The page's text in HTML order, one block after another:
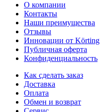
О компании
Контакты
Наши преимущества
Отзывы
Инновации от Körting
Публичная оферта
Конфиденциальность
Как сделать заказ
Доставка
Оплата
Обмен и возврат